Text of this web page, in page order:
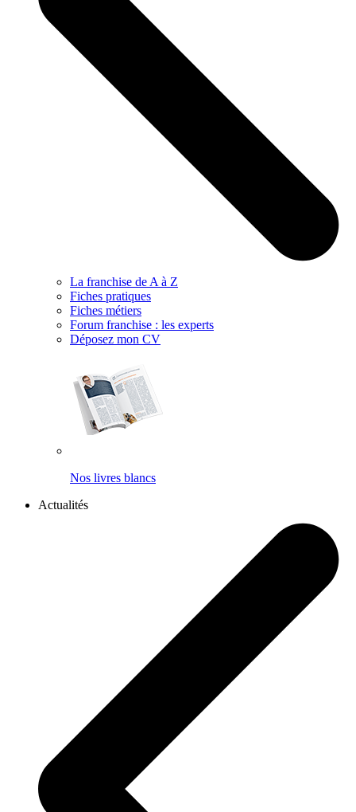
La franchise de A à Z
Fiches pratiques
Fiches métiers
Forum franchise : les experts
Déposez mon CV
Nos livres blancs
Actualités